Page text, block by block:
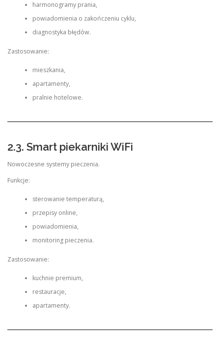
harmonogramy prania,
powiadomienia o zakończeniu cyklu,
diagnostyka błędów.
Zastosowanie:
mieszkania,
apartamenty,
pralnie hotelowe.
2.3. Smart piekarniki WiFi
Nowoczesne systemy pieczenia.
Funkcje:
sterowanie temperaturą,
przepisy online,
powiadomienia,
monitoring pieczenia.
Zastosowanie:
kuchnie premium,
restauracje,
apartamenty.